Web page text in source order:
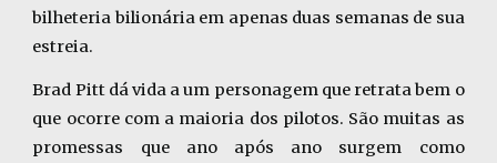
bilheteria bilionária em apenas duas semanas de sua
estreia.
Brad Pitt dá vida a um personagem que retrata bem o
que ocorre com a maioria dos pilotos. São muitas as
promessas que ano após ano surgem como